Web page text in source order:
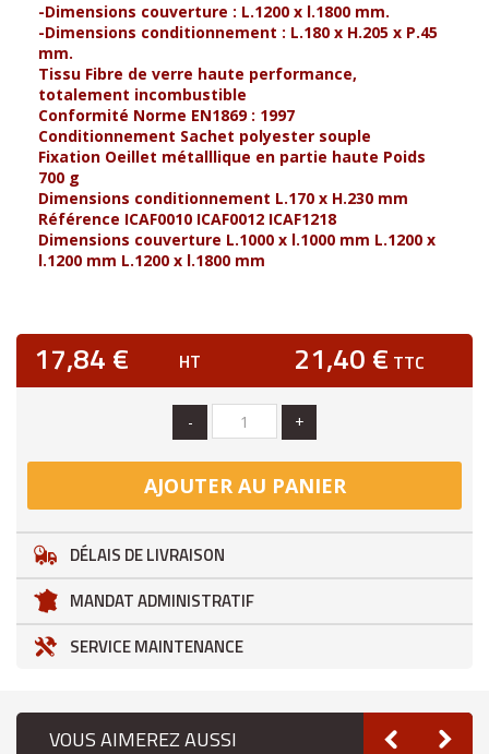
-Dimensions couverture : L.1200 x l.1800 mm.
-Dimensions conditionnement : L.180 x H.205 x P.45
mm.
Tissu Fibre de verre haute performance,
totalement incombustible
Conformité Norme EN1869 : 1997
Conditionnement Sachet polyester souple
Fixation Oeillet métalllique en partie haute Poids
700 g
Dimensions conditionnement L.170 x H.230 mm
Référence ICAF0010 ICAF0012 ICAF1218
Dimensions couverture L.1000 x l.1000 mm L.1200 x
l.1200 mm L.1200 x l.1800 mm
17,84 € HT 21,40 € TTC
- +
AJOUTER AU PANIER
DÉLAIS DE LIVRAISON
MANDAT ADMINISTRATIF
SERVICE MAINTENANCE
VOUS AIMEREZ AUSSI